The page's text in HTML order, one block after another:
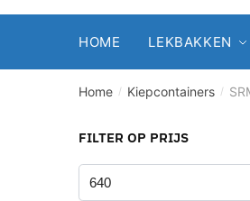
HOME LEKBAKKEN
Home / Kiepcontainers /
FILTER OP PRIJS